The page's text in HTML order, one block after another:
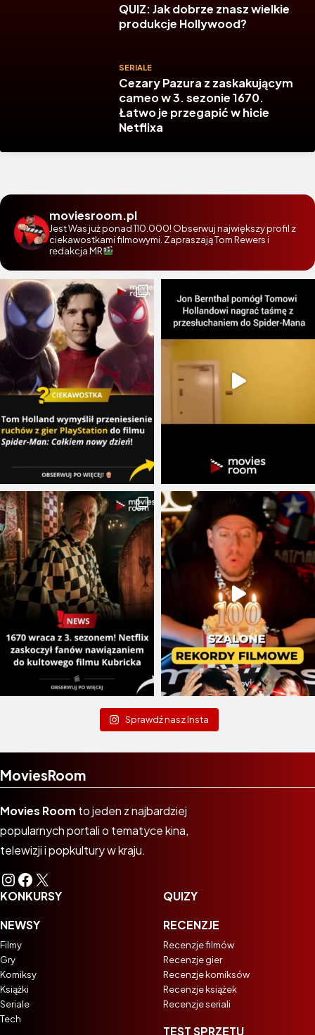
QUIZ: Jak dobrze znasz wielkie
produkcje Hollywood?
SERIALE
Cezary Pazura z zaskakującym
cameo w 3. sezonie 1670.
Łatwo je przegapić w hicie
Netflixa
moviesroom.pl
Jest Was już ponad 110.000! Obserwuj największy profil z
ciekawostkami filmowymi. Zapraszają Tom Rewers i
redakcja MR
Sprawdź nasz Insta
MoviesRoom
Movies Room to jeden z najbardziej
popularnych portali o tematyce kina,
telewizji i popkultury w kraju.
Instagram
Facebook
X
KONKURSY
NEWSY
Filmy
Gry
Komiksy
Książki
Seriale
Tech
QUIZY
RECENZJE
Recenzje filmów
Recenzje gier
Recenzje komiksów
Recenzje książek
Recenzje seriali
TEST SPRZĘTU